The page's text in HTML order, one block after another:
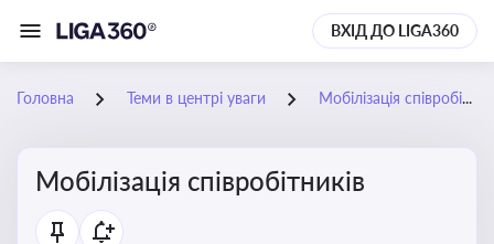
ВХІД ДО LIGA360
Головна Теми в центрі уваги Мобілізація співробітників
Мобілізація співробітників